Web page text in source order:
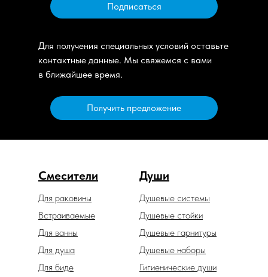
Подписаться
Для получения специальных условий оставьте
контактные данные. Мы свяжемся с вами
в ближайшее время.
Получить предложение
Смесители Души
Душевые гарнитуры
Душевые системы
Гигиенические души
Душевые наборы
Встраиваемые
Для биде
Для ванны
Для душа
Для раковины
Душевые стойки